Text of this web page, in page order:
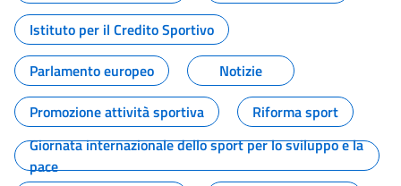
Istituto per il Credito Sportivo
Parlamento europeo
Notizie
Promozione attività sportiva
Riforma sport
Giornata internazionale dello sport per lo sviluppo e la
pace